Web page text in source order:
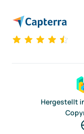
Hergestellt